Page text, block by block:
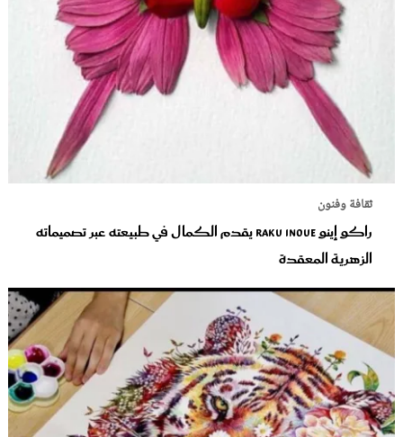
ثقافة وفنون
راكو إينو Raku Inoue يقدم الكمال في طبيعته عبر تصميماته
الزهرية المعقدة